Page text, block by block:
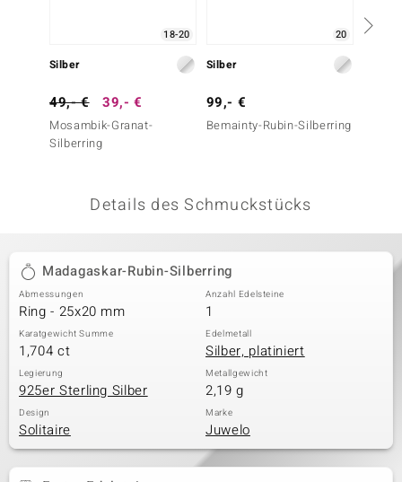
BY DE MELO
Classics
18-20
Silber
49,- € 39,- €
Mosambik-Granat-
Silberring
20
Silber
99,- €
Bemainty-Rubin-Silberring
Details des Schmuckstücks
Madagaskar-Rubin-Silberring
Abmessungen
Ring - 25x20 mm
Anzahl Edelsteine
1
Karatgewicht Summe
1,704 ct
Edelmetall
Silber, platiniert
Legierung
925er Sterling Silber
Metallgewicht
2,19 g
Design
Solitaire
Marke
Juwelo